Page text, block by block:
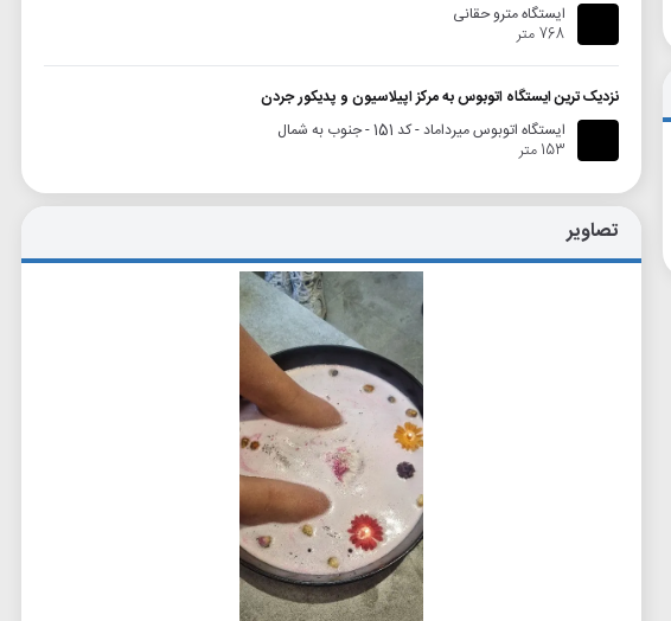
ایستگاه مترو حقانی
768 متر
نزدیک ترین ایستگاه اتوبوس به مرکز اپیلاسیون و پدیکور جردن
ایستگاه اتوبوس میرداماد - کد 151 - جنوب به شمال
153 متر
تصاویر